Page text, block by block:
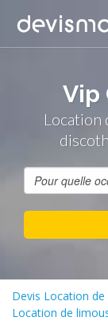
Vip
Location
Devis Location de
Location de